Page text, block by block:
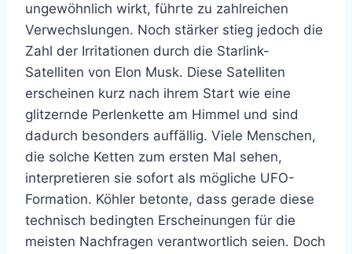
ungewöhnlich wirkt, führte zu zahlreichen
Verwechslungen. Noch stärker stieg jedoch die
Zahl der Irritationen durch die Starlink-
Satelliten von Elon Musk. Diese Satelliten
erscheinen kurz nach ihrem Start wie eine
glitzernde Perlenkette am Himmel und sind
dadurch besonders auffällig. Viele Menschen,
die solche Ketten zum ersten Mal sehen,
interpretieren sie sofort als mögliche UFO-
Formation. Köhler betonte, dass gerade diese
technisch bedingten Erscheinungen für die
meisten Nachfragen verantwortlich seien. Doch